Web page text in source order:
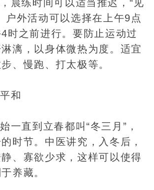
晨练时间可以适当推迟，“见
户外活动可以选择在上午9点
时之前进行。要防止运动过
漓，以身体微热为度。适宜
、慢跑、打太极等。
和
一直到立春都叫“冬三月”，
时节。中医讲究，入冬后，
、寡欲少求，这样可以使得
养藏。